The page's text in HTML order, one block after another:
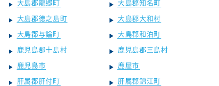
大島郡龍郷町
大島郡知名町
大島郡徳之島町
大島郡大和村
大島郡与論町
大島郡和泊町
鹿児島郡十島村
鹿児島郡三島村
鹿児島市
鹿屋市
肝属郡肝付町
肝属郡錦江町